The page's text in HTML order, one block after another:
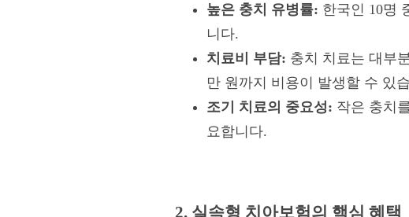
높은 충치 유병률: 한국인 10명
니다.
치료비 부담: 충치 치료는 대부
만 원까지 비용이 발생할 수 있
조기 치료의 중요성: 작은 충치
요합니다.
2. 실속형 치아보험의 핵심 혜택